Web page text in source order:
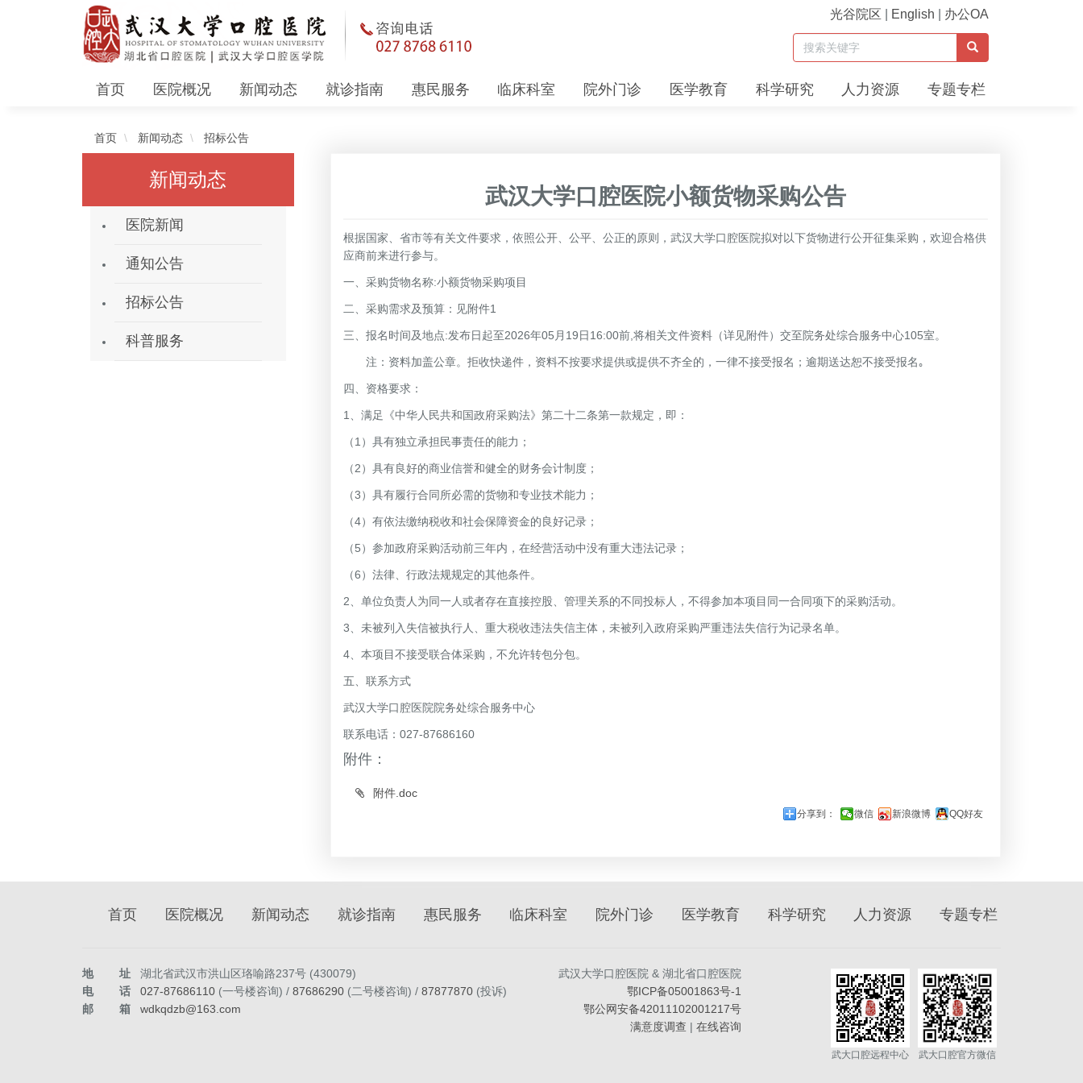
光谷院区 English 办公OA
首页 医院概况 新闻动态 就诊指南 惠民服务 临床科室 院外门诊 医学教育 科学研究 人力资源 专题专栏
首页 新闻动态 招标公告
武汉大学口腔医院小额货物采购公告
根据国家、省市等有关文件要求，依照公开、公平、公正的原则，武汉大学口腔医院拟对以下货物进行公开征集采购，欢迎合格供
应商前来进行参与。
一、采购货物名称:小额货物采购项目
二、采购需求及预算：见附件1
三、报名时间及地点:发布日起至2026年05月19日16:00前,将相关文件资料（详见附件）交至院务处综合服务中心105室。
注：资料加盖公章。拒收快递件，资料不按要求提供或提供不齐全的，一律不接受报名；逾期送达恕不接受报名｡
四、资格要求：
1、满足《中华人民共和国政府采购法》第二十二条第一款规定，即：
（1）具有独立承担民事责任的能力；
（2）具有良好的商业信誉和健全的财务会计制度；
（3）具有履行合同所必需的货物和专业技术能力；
（4）有依法缴纳税收和社会保障资金的良好记录；
（5）参加政府采购活动前三年内，在经营活动中没有重大违法记录；
（6）法律、行政法规规定的其他条件。
2、单位负责人为同一人或者存在直接控股、管理关系的不同投标人，不得参加本项目同一合同项下的采购活动。
3、未被列入失信被执行人、重大税收违法失信主体，未被列入政府采购严重违法失信行为记录名单。
4、本项目不接受联合体采购，不允许转包分包。
五、联系方式
武汉大学口腔医院院务处综合服务中心
联系电话：027-87686160
附件：
附件.doc
分享到： 微信 新浪微博 QQ好友
新闻动态
医院新闻
通知公告
招标公告
科普服务
首页 医院概况 新闻动态 就诊指南 惠民服务 临床科室 院外门诊 医学教育 科学研究 人力资源 专题专栏
地址
湖北省武汉市洪山区珞喻路237号 (430079)
电话
027-87686110 (一号楼咨询) / 87686290 (二号楼咨询) / 87877870 (投诉)
邮箱
wdkqdzb@163.com
武汉大学口腔医院 & 湖北省口腔医院
鄂ICP备05001863号-1
鄂公网安备42011102001217号
满意度调查 |在线咨询
武大口腔远程中心 武大口腔官方微信